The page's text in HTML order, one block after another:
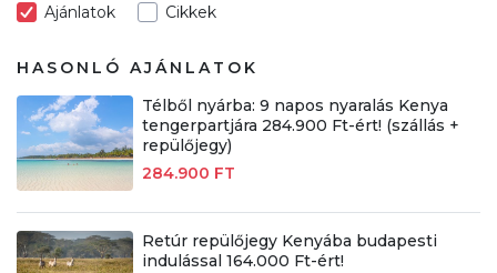
Ajánlatok Cikkek
HASONLÓ AJÁNLATOK
Télből nyárba: 9 napos nyaralás Kenya
tengerpartjára 284.900 Ft-ért! (szállás +
repülőjegy)
284.900 FT
Retúr repülőjegy Kenyába budapesti
indulással 164.000 Ft-ért!